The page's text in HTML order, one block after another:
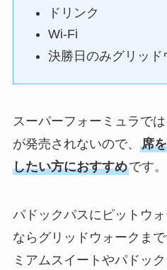
ドリンク
Wi-Fi
決勝日のみグリッド
スーパーフォーミュラで
が発売されないので、 席
したい方におすすめです。
パドックパスにピットウ
ならグリッドウォークま
ミアムスイートやパドッ